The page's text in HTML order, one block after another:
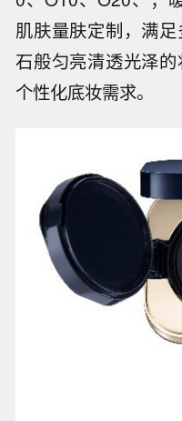
肌肤量肤定制，满
石般匀亮清透光泽
个性化底妆需求。